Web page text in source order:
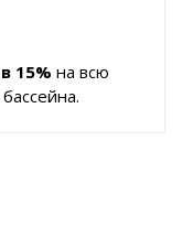
15% на всю